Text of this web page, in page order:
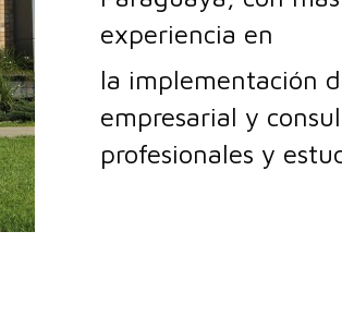
experiencia en
la implementación
empresarial y
profesionales y